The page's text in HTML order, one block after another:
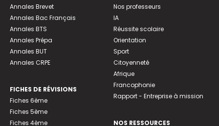
Annales Brevet
Annales Bac Français
Annales BTS
Annales Prépa
Annales BUT
Annales CRPE
FICHES DE RÉVISIONS
Fiches 6ème
Fiches 5ème
Fiches 4ème
Nos professeurs
IA
Réussite scolaire
Orientation
Sport
Citoyenneté
Afrique
Francophonie
Rapport - Entreprise à mission
NOS RESSOURCES